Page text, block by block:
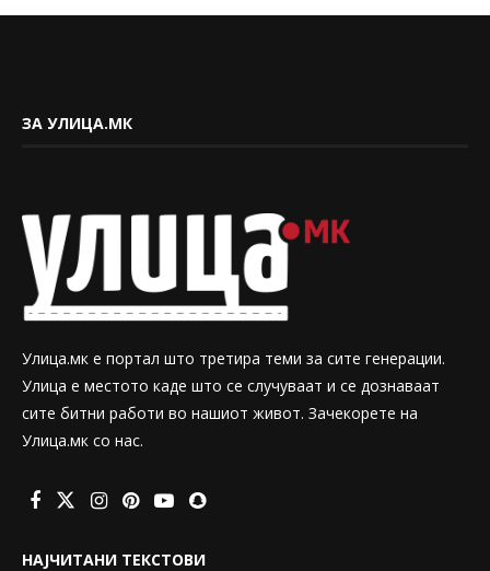
ЗА УЛИЦА.МК
Улица.мк е портал што третира теми за сите генерации.
Улица е местото каде што се случуваат и се дознаваат
сите битни работи во нашиот живот. Зачекорете на
Улица.мк со нас.
НАЈЧИТАНИ ТЕКСТОВИ